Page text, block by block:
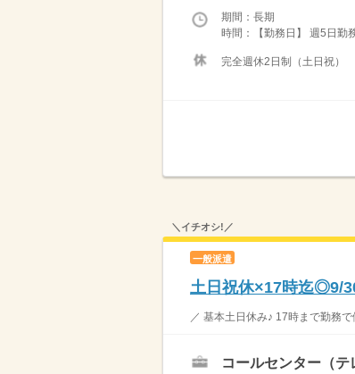
期間：長期
時間：【勤務日】 週5日勤
完全週休2日制（土日祝）
＼イチオシ!／
一般派遣
土日祝休×17時迄◎9/
／ 基本土日休み♪ 17時まで勤務
コールセンター（テ